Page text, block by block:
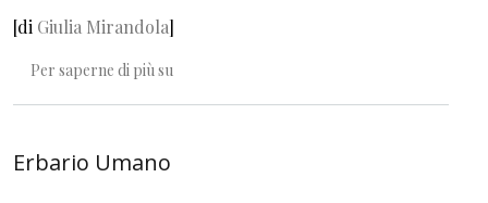
[di Giulia Mirandola]
Per saperne di più su
Erbario Umano